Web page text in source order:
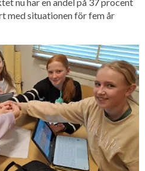
med situationen för fem år